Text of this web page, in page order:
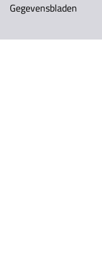
Gegevensbladen